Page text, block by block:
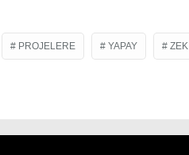
PROJELERE YAPAY ZEK